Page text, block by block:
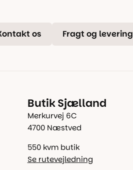
os Fragt og levering
Butik Sjælland
Merkurvej 6C
4700 Næstved
550 kvm butik
Se rutevejledning